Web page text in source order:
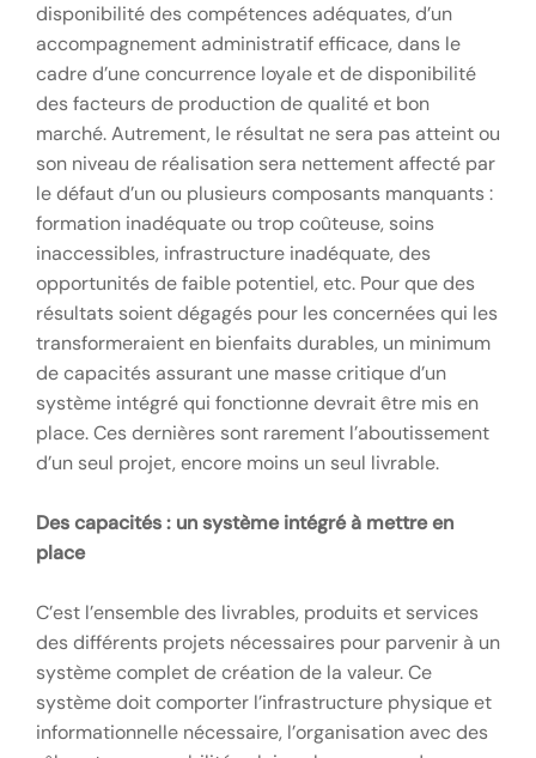
disponibilité des compétences adéquates, d’un
accompagnement administratif efficace, dans le
cadre d’une concurrence loyale et de disponibilité
des facteurs de production de qualité et bon
marché. Autrement, le résultat ne sera pas atteint ou
son niveau de réalisation sera nettement affecté par
le défaut d’un ou plusieurs composants manquants :
formation inadéquate ou trop coûteuse, soins
inaccessibles, infrastructure inadéquate, des
opportunités de faible potentiel, etc. Pour que des
résultats soient dégagés pour les concernées qui les
transformeraient en bienfaits durables, un minimum
de capacités assurant une masse critique d’un
système intégré qui fonctionne devrait être mis en
place. Ces dernières sont rarement l’aboutissement
d’un seul projet, encore moins un seul livrable.
Des capacités : un système intégré à mettre en
place
C’est l’ensemble des livrables, produits et services
des différents projets nécessaires pour parvenir à un
système complet de création de la valeur. Ce
système doit comporter l’infrastructure physique et
informationnelle nécessaire, l’organisation avec des